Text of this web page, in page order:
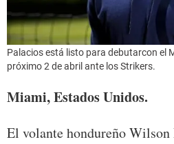
Palacios está listo para debutarcon el
próximo 2 de abril ante los Strikers.
Miami, Estados Unidos.
El volante hondureño Wilson